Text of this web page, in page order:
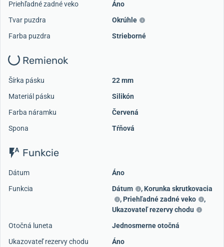
Priehľadné zadné veko
Áno
Tvar puzdra
Okrúhle
Farba puzdra
Strieborné
Remienok
Šírka pásku
22 mm
Materiál pásku
Silikón
Farba náramku
Červená
Spona
Tŕňová
Funkcie
Dátum
Áno
Funkcia
Dátum , Korunka skrutkovacia
, Priehľadné zadné veko
,
Ukazovateľ rezervy chodu
Otočná luneta
Jednosmerne otočná
Ukazovateľ rezervy chodu
Áno